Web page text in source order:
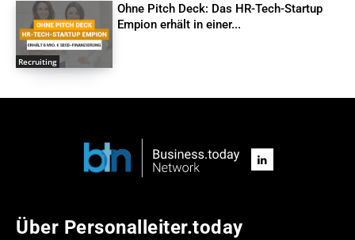
Recruiting
Ohne Pitch Deck: Das HR-Tech-Startup
Empion erhält in einer...
Über Personalleiter.today